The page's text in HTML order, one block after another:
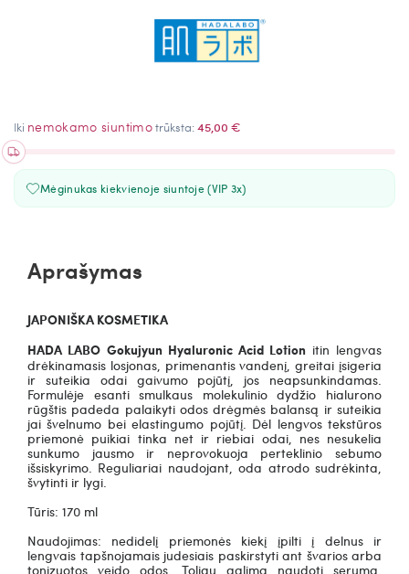
Iki nemokamo siuntimotrūksta:45,00 €
Mėginukas kiekvienoje siuntoje (VIP 3x)
Aprašymas
JAPONIŠKA KOSMETIKA
HADA LABO Gokujyun Hyaluronic Acid Lotion itin lengvas
drėkinamasis losjonas, primenantis vandenį, greitai įsigeria
ir suteikia odai gaivumo pojūtį, jos neapsunkindamas.
Formulėje esanti smulkaus molekulinio dydžio hialurono
rūgštis padeda palaikyti odos drėgmės balansą ir suteikia
jai švelnumo bei elastingumo pojūtį. Dėl lengvos tekstūros
priemonė puikiai tinka net ir riebiai odai, nes nesukelia
sunkumo jausmo ir neprovokuoja perteklinio sebumo
išsiskyrimo. Reguliariai naudojant, oda atrodo sudrėkinta,
švytinti ir lygi.
Tūris: 170 ml
Naudojimas: nedidelį priemonės kiekį įpilti į delnus ir
lengvais tapšnojamais judesiais paskirstyti ant švarios arba
tonizuotos veido odos. Toliau galima naudoti serumą,